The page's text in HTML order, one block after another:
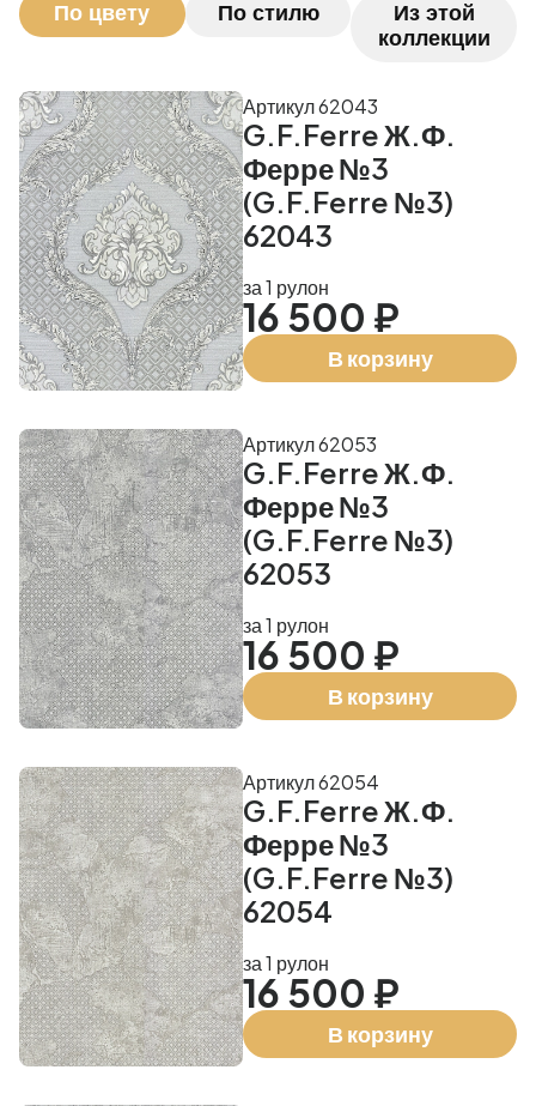
По цвету По стилю
Из этой
коллекции
G.F.Ferre Ж.Ф.
Ферре №3
(G.F.Ferre №3)
62043
Артикул 62043
за 1 рулон
16 500 ₽
В корзину
G.F.Ferre Ж.Ф.
Ферре №3
(G.F.Ferre №3)
62053
Артикул 62053
за 1 рулон
16 500 ₽
В корзину
G.F.Ferre Ж.Ф.
Ферре №3
(G.F.Ferre №3)
62054
Артикул 62054
за 1 рулон
16 500 ₽
В корзину